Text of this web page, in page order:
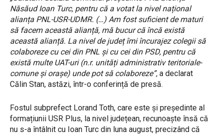
Năsăud Ioan Turc, pentru că a votat la nivel național
alianța PNL-USR-UDMR. (…) Am fost suficient de maturi
să facem această alianță, mă bucur că încă există
această alianță. La nivel de județ îmi încurajez colegii să
colaboreze cu cei din PNL și cu cei din PSD, pentru că
există multe UAT-uri (n.r. unități administrativ teritoriale-
comune și orașe) unde pot să colaboreze”, a declarat
Călin Stan, astăzi, într-o conferință de presă.
Fostul subprefect Lorand Toth, care este și președinte al
formațiunii USR Plus, la nivel județean, recunoaște însă că
nu s-a întâlnit cu Ioan Turc din luna august, precizând că